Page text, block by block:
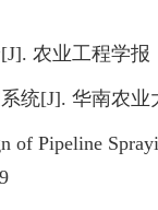
[J]. 农业工程学报
统[J]. 华南农业
of Pipeline